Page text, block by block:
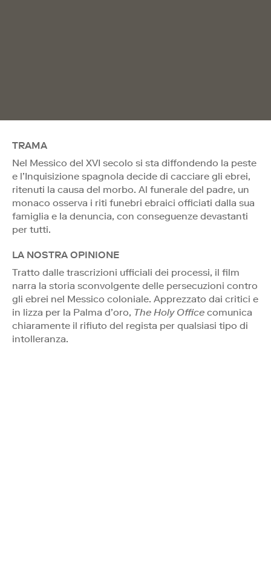
TRAMA
Nel Messico del XVI secolo si sta diffondendo la peste
e l’Inquisizione spagnola decide di cacciare gli ebrei,
ritenuti la causa del morbo. Al funerale del padre, un
monaco osserva i riti funebri ebraici officiati dalla sua
famiglia e la denuncia, con conseguenze devastanti
per tutti.
LA NOSTRA OPINIONE
Tratto dalle trascrizioni ufficiali dei processi, il film
narra la storia sconvolgente delle persecuzioni contro
gli ebrei nel Messico coloniale. Apprezzato dai critici e
in lizza per la Palma d’oro, The Holy Office comunica
chiaramente il rifiuto del regista per qualsiasi tipo di
intolleranza.